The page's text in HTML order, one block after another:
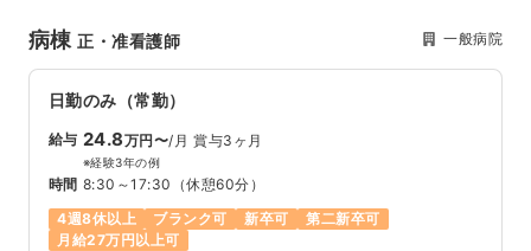
病棟正・准看護師 一般病院
日勤のみ（常勤）
給与 24.8万円〜/月 賞与3ヶ月
※経験3年の例
時間 8:30～17:30 （休憩60分）
4週8休以上
ブランク可 新卒可
第二新卒可
月給27万円以上可